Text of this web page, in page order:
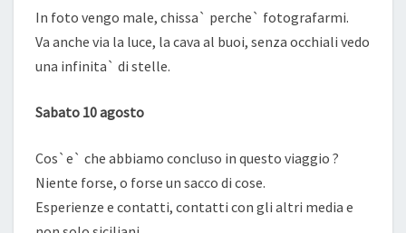
In foto vengo male, chissa` perche` fotografarmi.
Va anche via la luce, la cava al buoi, senza occhiali vedo
una infinita` di stelle.
Sabato 10 agosto
Cos`e` che abbiamo concluso in questo viaggio ?
Niente forse, o forse un sacco di cose.
Esperienze e contatti, contatti con gli altri media e